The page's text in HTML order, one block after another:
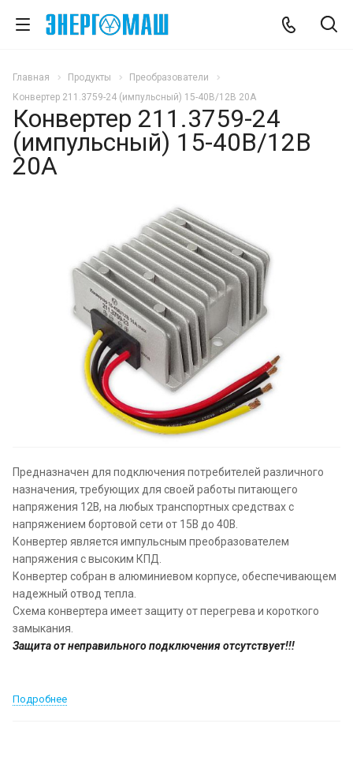
Главная Продукты
Преобразователи
Конвертер 211.3759-24 (импульсный) 15-40В/12В 20А
Конвертер 211.3759-24
(импульсный) 15-40В/12В
20А
Предназначен для подключения потребителей различного
назначения, требующих для своей работы питающего
напряжения 12В, на любых транспортных средствах с
напряжением бортовой сети от 15В до 40В.
Конвертер является импульсным преобразователем
напряжения с высоким КПД.
Конвертер собран в алюминиевом корпусе, обеспечивающем
надежный отвод тепла.
Схема конвертера имеет защиту от перегрева и короткого
замыкания.
Защита от неправильного подключения отсутствует!!!
Подробнее